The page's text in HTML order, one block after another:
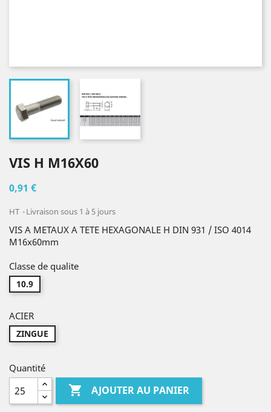
VIS H M16X60
0,91 €
HT Livraison sous 1 à 5 jours
VIS A METAUX A TETE HEXAGONALE H DIN 931 / ISO 4014
M16x60mm
Classe de qualite
10.9
ACIER
ZINGUE
Quantité
 AJOUTER AU PANIER